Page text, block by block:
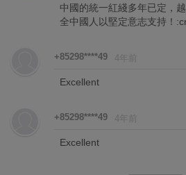
中國的統一紅綫多年已定，
全中國人以堅定意志支持！
+85298****49 4年前
Excellent
+85298****49 4年前
Excellent